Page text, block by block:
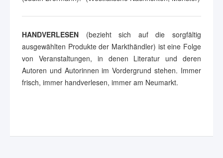
HANDVERLESEN (bezieht sich auf die sorgfältig
ausgewählten Produkte der Markthändler) ist eine Folge
von Veranstaltungen, in denen Literatur und deren
Autoren und Autorinnen im Vordergrund stehen. Immer
frisch, immer handverlesen, immer am Neumarkt.